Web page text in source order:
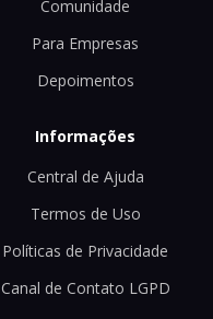
Comunidade
Para Empresas
Depoimentos
Informações
Central de Ajuda
Termos de Uso
Políticas de Privacidade
Canal de Contato LGPD